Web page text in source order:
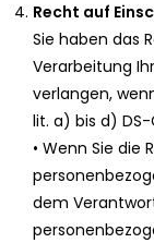
Recht auf
Sie haben das
Verarbeitung
verlangen,
lit. a) bis d)
• Wenn Sie die
dem